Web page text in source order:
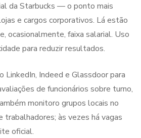
da Starbucks — o ponto mais
e cargos corporativos. Lá estão
ocasionalmente, faixa salarial. Uso
para reduzir resultados.
Indeed e Glassdoor para
de funcionários sobre turno,
monitoro grupos locais no
trabalhadores; às vezes há vagas
oficial.